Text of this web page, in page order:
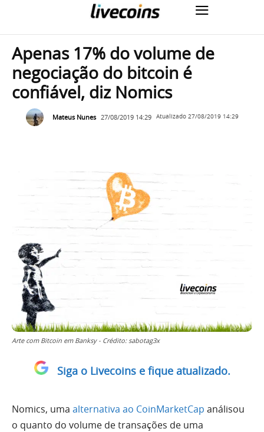
Apenas 17% do volume de
negociação do bitcoin é
confiável, diz Nomics
Mateus Nunes 27/08/2019 14:29 Atualizado 27/08/2019 14:29
Arte com Bitcoin em Banksy - Crédito: sabotag3x
Siga o Livecoins e fique atualizado.
Nomics, uma alternativa ao CoinMarketCap análisou
o quanto do volume de transações de uma